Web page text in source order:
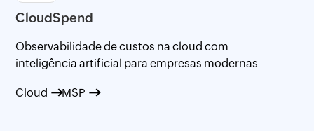
CloudSpend
Observabilidade de custos na cloud com
inteligência artificial para empresas modernas
Cloud MSP